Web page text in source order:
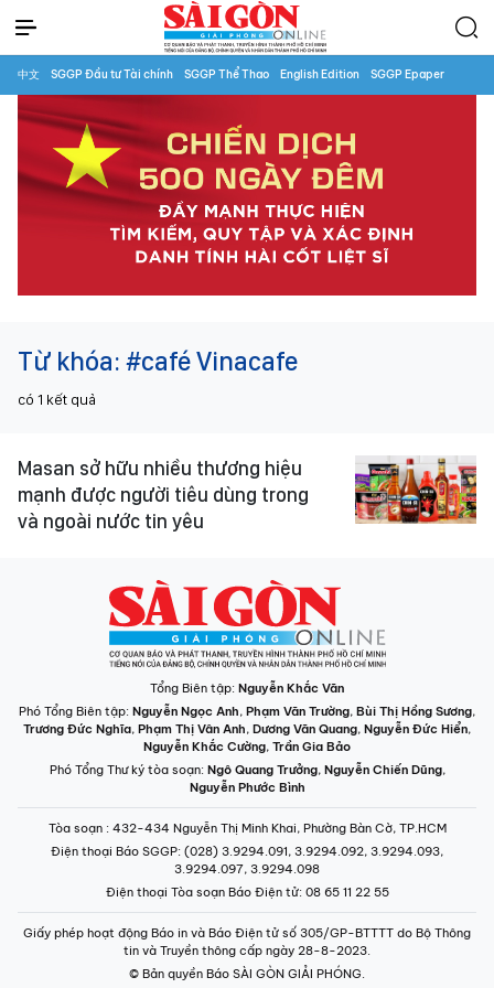
中文 SGGP Đầu tư Tài chính SGGP Thể Thao English Edition SGGP Epaper
Từ khóa: #café Vinacafe
có 1 kết quả
Masan sở hữu nhiều thương hiệu
mạnh được người tiêu dùng trong
và ngoài nước tin yêu
Tổng Biên tập: Nguyễn Khắc Văn
Phó Tổng Biên tập: Nguyễn Ngọc Anh, Phạm Văn Trường, Bùi Thị Hồng Sương,
Trương Đức Nghĩa, Phạm Thị Vân Anh, Dương Văn Quang, Nguyễn Đức Hiển,
Nguyễn Khắc Cường, Trần Gia Bảo
Phó Tổng Thư ký tòa soạn: Ngô Quang Trưởng, Nguyễn Chiến Dũng,
Nguyễn Phước Bình
Tòa soạn : 432-434 Nguyễn Thị Minh Khai, Phường Bàn Cờ, TP.HCM
Điện thoại Báo SGGP: (028) 3.9294.091, 3.9294.092, 3.9294.093,
3.9294.097, 3.9294.098
Điện thoại Tòa soạn Báo Điện tử: 08 65 11 22 55
Giấy phép hoạt động Báo in và Báo Điện tử số 305/GP-BTTTT do Bộ Thông
tin và Truyền thông cấp ngày 28-8-2023.
© Bản quyền Báo SÀI GÒN GIẢI PHÓNG.